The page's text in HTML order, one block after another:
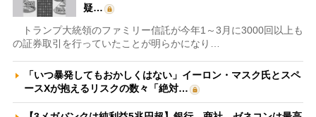
疑…
トランプ大統領のファミリー信託が今年1～3月に3000回以上も
の証券取引を行っていたことが明らかになり…
「いつ暴発してもおかしくはない」イーロン・マスク氏とスペ
ースXが抱えるリスクの数々「絶対…